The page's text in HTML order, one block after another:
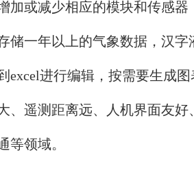
加或减少相应的模块和传感器
储一年以上的气象数据，汉
excel进行编辑，按需要生成
、遥测距离远、人机界面友
等领域。